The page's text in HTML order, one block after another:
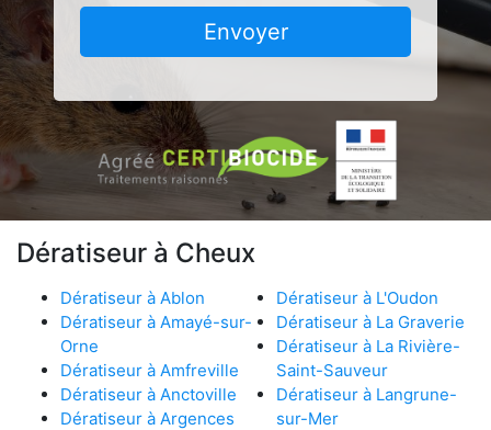
Envoyer
Dératiseur à Cheux
Dératiseur à Ablon
Dératiseur à Amayé-sur-
Orne
Dératiseur à Amfreville
Dératiseur à Anctoville
Dératiseur à Argences
Dératiseur à L'Oudon
Dératiseur à La Graverie
Dératiseur à La Rivière-
Saint-Sauveur
Dératiseur à Langrune-
sur-Mer